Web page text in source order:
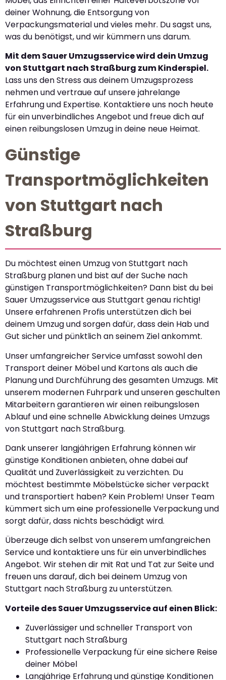
deiner Wohnung, die Entsorgung von
Verpackungsmaterial und vieles mehr. Du sagst uns,
was du benötigst, und wir kümmern uns darum.
Mit dem Sauer Umzugsservice wird dein Umzug
von Stuttgart nach Straßburg zum Kinderspiel.
Lass uns den Stress aus deinem Umzugsprozess
nehmen und vertraue auf unsere jahrelange
Erfahrung und Expertise. Kontaktiere uns noch heute
für ein unverbindliches Angebot und freue dich auf
einen reibungslosen Umzug in deine neue Heimat.
Günstige
Transportmöglichkeiten
von Stuttgart nach
Straßburg
Du möchtest einen Umzug von Stuttgart nach
Straßburg planen und bist auf der Suche nach
günstigen Transportmöglichkeiten? Dann bist du bei
Sauer Umzugsservice aus Stuttgart genau richtig!
Unsere erfahrenen Profis unterstützen dich bei
deinem Umzug und sorgen dafür, dass dein Hab und
Gut sicher und pünktlich an seinem Ziel ankommt.
Unser umfangreicher Service umfasst sowohl den
Transport deiner Möbel und Kartons als auch die
Planung und Durchführung des gesamten Umzugs. Mit
unserem modernen Fuhrpark und unseren geschulten
Mitarbeitern garantieren wir einen reibungslosen
Ablauf und eine schnelle Abwicklung deines Umzugs
von Stuttgart nach Straßburg.
Dank unserer langjährigen Erfahrung können wir
günstige Konditionen anbieten, ohne dabei auf
Qualität und Zuverlässigkeit zu verzichten. Du
möchtest bestimmte Möbelstücke sicher verpackt
und transportiert haben? Kein Problem! Unser Team
kümmert sich um eine professionelle Verpackung und
sorgt dafür, dass nichts beschädigt wird.
Überzeuge dich selbst von unserem umfangreichen
Service und kontaktiere uns für ein unverbindliches
Angebot. Wir stehen dir mit Rat und Tat zur Seite und
freuen uns darauf, dich bei deinem Umzug von
Stuttgart nach Straßburg zu unterstützen.
Vorteile des Sauer Umzugsservice auf einen Blick:
Zuverlässiger und schneller Transport von
Stuttgart nach Straßburg
Professionelle Verpackung für eine sichere Reise
deiner Möbel
Langjährige Erfahrung und günstige Konditionen